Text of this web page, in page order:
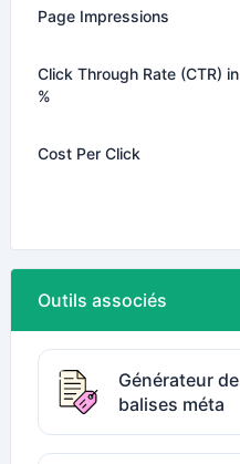
Page Impressions
Click Through Rate (CTR) in
%
Cost Per Click
Outils associés
Générateur de
balises méta